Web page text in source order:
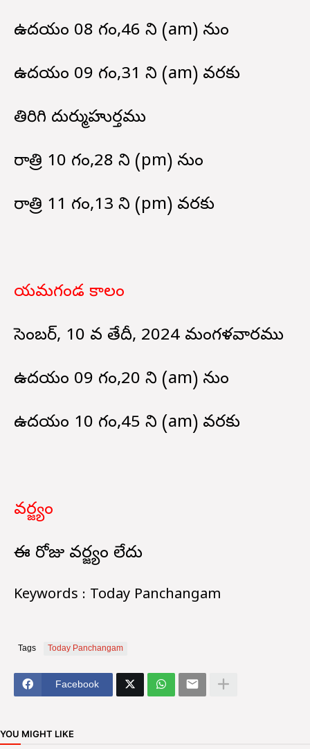
ఉదయం 08 గం,46 ని (am) నుండి
ఉదయం 09 గం,31 ని (am) వరకు
తిరిగి దుర్ముహుర్తము
రాత్రి 10 గం,28 ని (pm) నుండి
రాత్రి 11 గం,13 ని (pm) వరకు
యమగండ కాలం
డిసెంబర్, 10 వ తేదీ, 2024 మంగళవారము
ఉదయం 09 గం,20 ని (am) నుండి
ఉదయం 10 గం,45 ని (am) వరకు
వర్జ్యం
ఈ రోజు వర్జ్యం లేదు
Keywords : Today Panchangam
Tags Today Panchangam
Facebook
YOU MIGHT LIKE